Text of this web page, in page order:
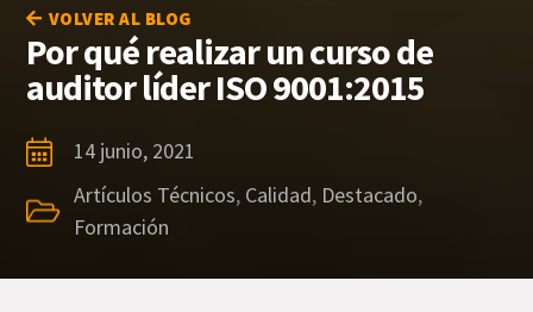
VOLVER AL BLOG
Por qué realizar un curso de
auditor líder ISO 9001:2015
14 junio, 2021
Artículos Técnicos, Calidad, Destacado,
Formación